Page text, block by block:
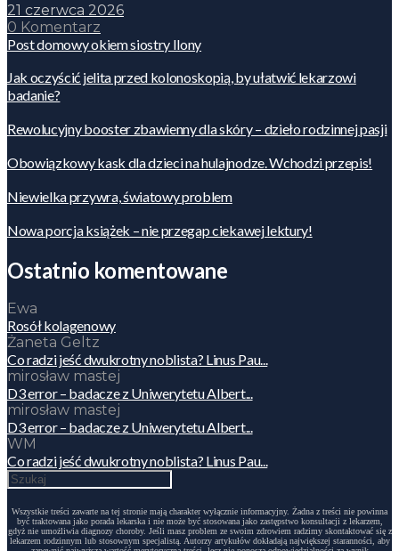
21 czerwca 2026
0 Komentarz
Post domowy okiem siostry Ilony
Jak oczyścić jelita przed kolonoskopią, by ułatwić lekarzowi
badanie?
Rewolucyjny booster zbawienny dla skóry – dzieło rodzinnej pasji
Obowiązkowy kask dla dzieci na hulajnodze. Wchodzi przepis!
Niewielka przywra, światowy problem
Nowa porcja książek – nie przegap ciekawej lektury!
Ostatnio komentowane
Ewa
Rosół kolagenowy
Żaneta Geltz
Co radzi jeść dwukrotny noblista? Linus Pau...
mirosław mastej
D3 error – badacze z Uniwerytetu Albert...
mirosław mastej
D3 error – badacze z Uniwerytetu Albert...
WM
Co radzi jeść dwukrotny noblista? Linus Pau...
Wszystkie treści zawarte na tej stronie mają charakter wyłącznie informacyjny. Żadna z treści nie powinna
być traktowana jako porada lekarska i nie może być stosowana jako zastępstwo konsultacji z lekarzem,
gdyż nie umożliwia diagnozy choroby. Jeśli masz problem ze swoim zdrowiem radzimy skontaktować się z
lekarzem rodzinnym lub stosownym specjalistą. Autorzy artykułów dokładają największej staranności, aby